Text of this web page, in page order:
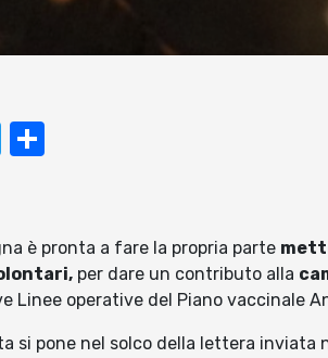
Twitter
è pronta a fare la propria parte
per dare un contributo alla
Linee operative del Piano vaccinale
si pone nel solco della lettera inviata